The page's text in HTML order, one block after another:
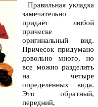
Правильная укладка
замечательно
придаёт любой
прическе
оригинальный вид.
Причесок придумано
довольно много, но
все можно разделить
на четыре
определённых вида.
Это обратный,
передний,